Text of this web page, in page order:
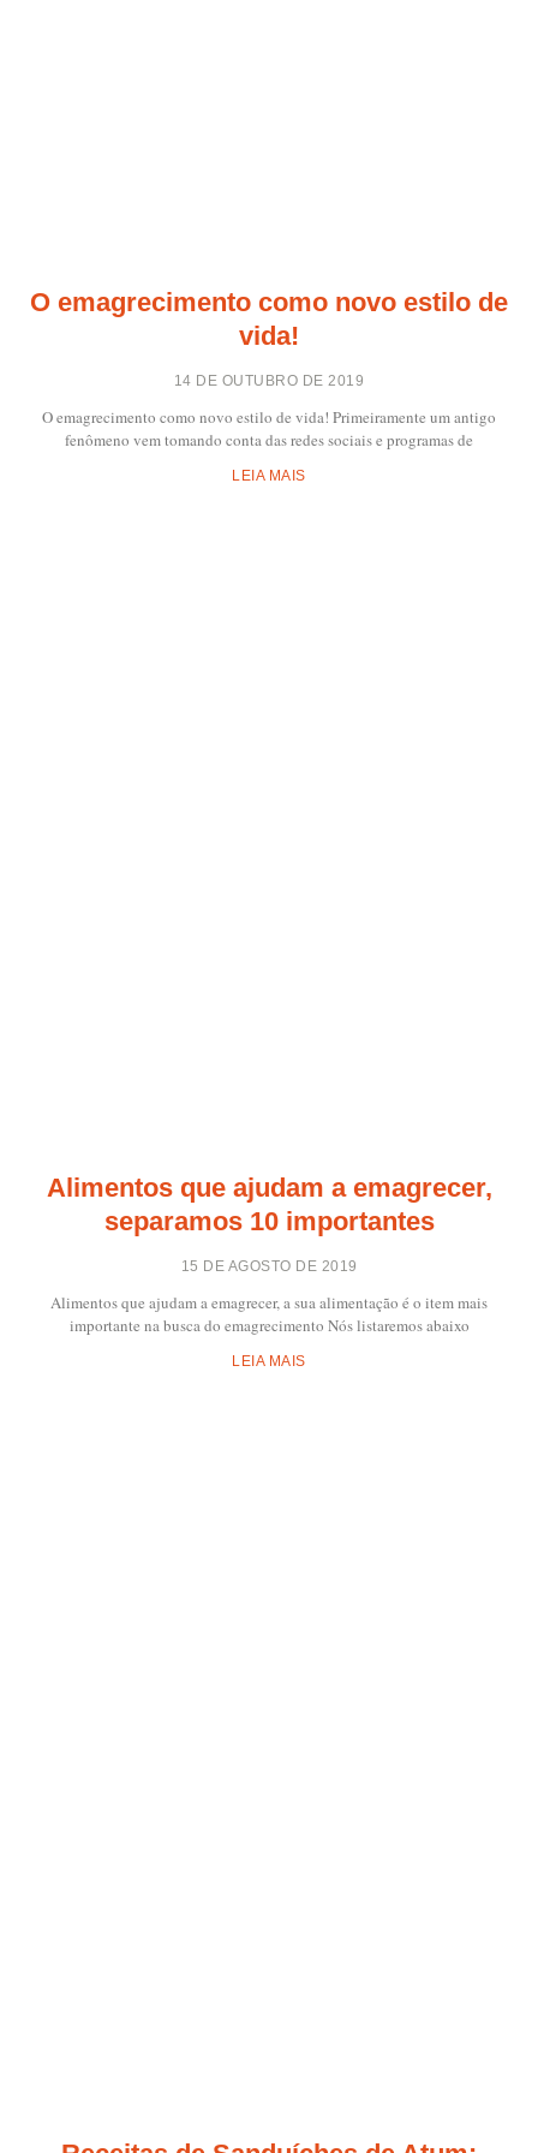
O emagrecimento como novo estilo de
vida!
14 DE OUTUBRO DE 2019
O emagrecimento como novo estilo de vida! Primeiramente um antigo
fenômeno vem tomando conta das redes sociais e programas de
LEIA MAIS
Alimentos que ajudam a emagrecer,
separamos 10 importantes
15 DE AGOSTO DE 2019
Alimentos que ajudam a emagrecer, a sua alimentação é o item mais
importante na busca do emagrecimento Nós listaremos abaixo
LEIA MAIS